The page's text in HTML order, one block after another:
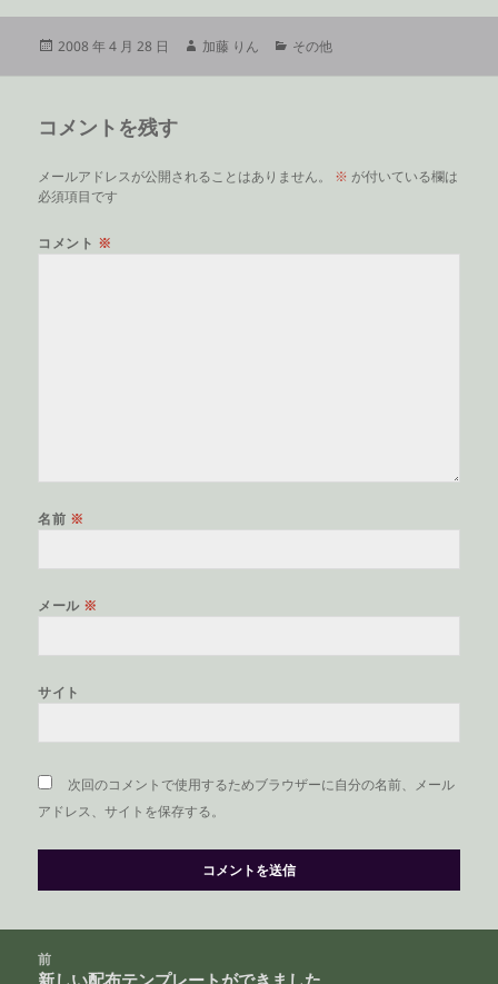
投
2008 年 4 月 28 日
作
加藤 りん
カ
その他
コメントを残す
メールアドレスが公開されることはありません。 ※ が付いている欄は
必須項目です
コメント ※
名前 ※
メール ※
サイト
次回のコメントで使用するためブラウザーに自分の名前、メール
アドレス、サイトを保存する。
前
新しい配布テンプレートができました